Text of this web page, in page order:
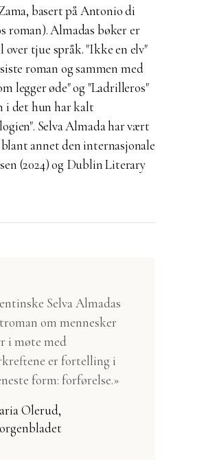
basert på Antonio di
roman).Almadas bøker er
over tjue språk. "Ikke en elv"
roman og sammen med
legger øde" og "Ladrilleros"
i det hun har kalt
Selva Almada har vært
annet den internasjonale
(2024) og Dublin Literary
Selva Almadas
om mennesker
i møte med
er fortelling i
form: forførelse.»
Olerud,